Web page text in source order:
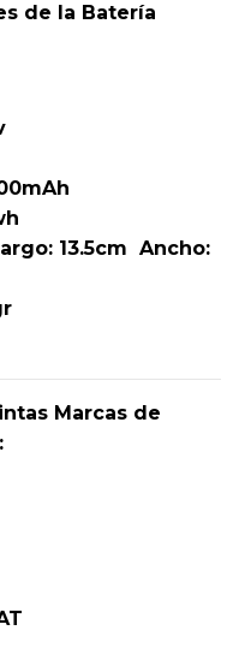
de la Batería
13.5cm Ancho:
Marcas de